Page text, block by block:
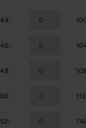
44:
46:
48:
50:
52:
112
116